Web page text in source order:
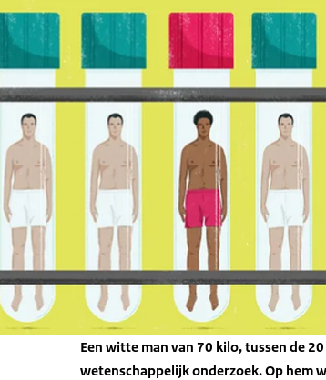
Een witte man van 70 kilo, tussen de
wetenschappelijk onderzoek. Op hem